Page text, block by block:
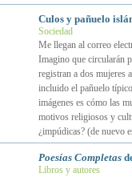
Culos y pañuelo
Sociedad
Me llegan al correo
Imagino que circularán
registran a dos mujeres
incluido el pañuelo
imágenes es cómo las
motivos religiosos y
¿impúdicas? (de nuevo
Poesías Completas
Libros y autores